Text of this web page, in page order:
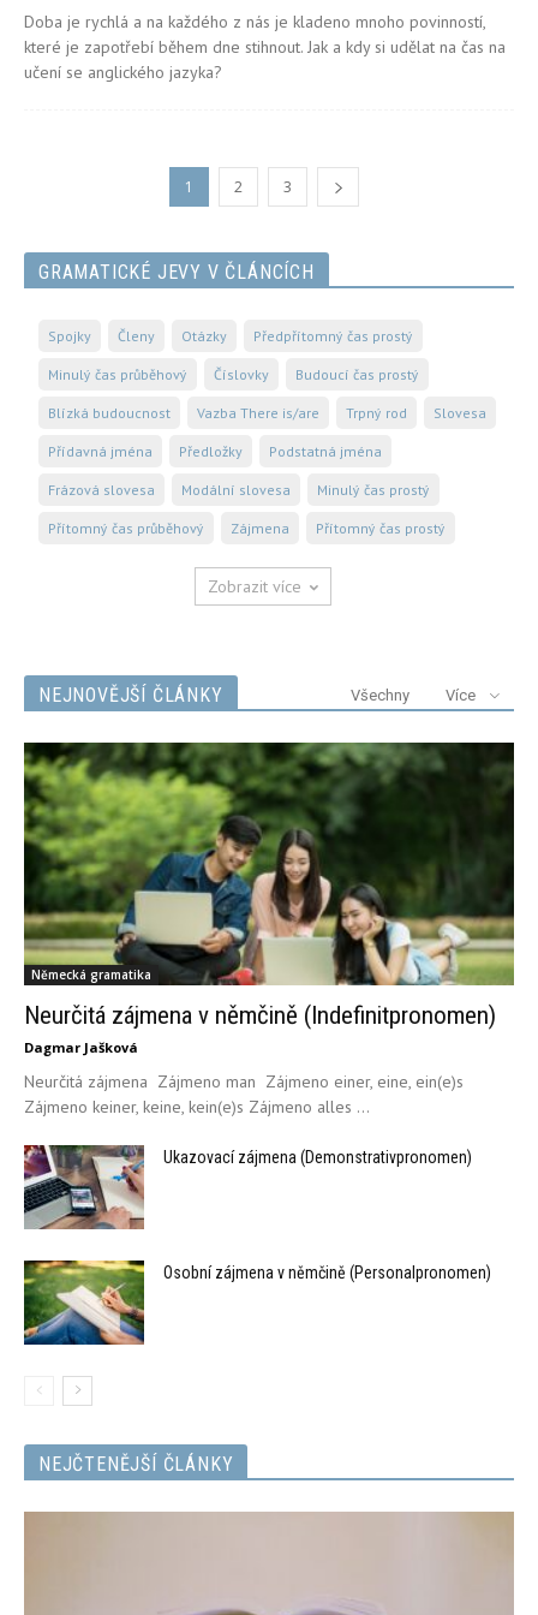
Doba je rychlá a na každého z nás je kladeno mnoho povinností,
které je zapotřebí během dne stihnout. Jak a kdy si udělat na čas na
učení se anglického jazyka?
1 2 3
GRAMATICKÉ JEVY V ČLÁNCÍCH
Spojky Členy Otázky Předpřítomný čas prostý
Minulý čas průběhový Číslovky Budoucí čas prostý
Blízká budoucnost Vazba There is/are Trpný rod Slovesa
Přídavná jména Předložky Podstatná jména
Frázová slovesa Modální slovesa Minulý čas prostý
Přítomný čas průběhový Zájmena Přítomný čas prostý
Zobrazit více
NEJNOVĚJŠÍ ČLÁNKY Všechny Více
Německá gramatika
Neurčitá zájmena v němčině (Indefinitpronomen)
Dagmar Jašková
Neurčitá zájmena Zájmeno man Zájmeno einer, eine, ein(e)s
Zájmeno keiner, keine, kein(e)s Zájmeno alles ...
Ukazovací zájmena (Demonstrativpronomen)
Osobní zájmena v němčině (Personalpronomen)
NEJČTENĚJŠÍ ČLÁNKY